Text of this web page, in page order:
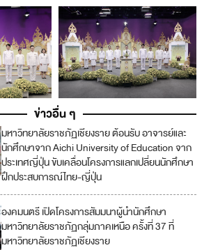
ข่าวอื่น ๆ
มหาวิทยาลัยราชภัฏเชียงราย ต้อนรับ อาจารย์และ
นักศึกษาจาก Aichi University of Education จาก
ประเทศญี่ปุ่น ขับเคลื่อนโครงการแลกเปลี่ยนนักศึกษา
ฝึกประสบการณ์ไทย-ญี่ปุ่น
องคมนตรี เปิดโครงการสัมมนาผู้นำนักศึกษา
มหาวิทยาลัยราชภัฏกลุ่มภาคเหนือ ครั้งที่ 37 ที่
มหาวิทยาลัยราชภัฏเชียงราย